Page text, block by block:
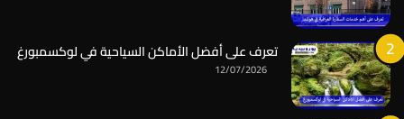
تعرف على أفضل الأماكن السياحية في لوكسمبورغ
12/07/2026